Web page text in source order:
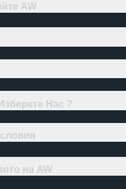
AW
Нас ?
на AW